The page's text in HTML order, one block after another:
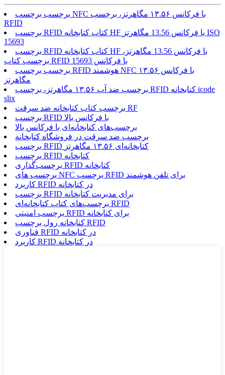
برچسب برچسب NFC با فرکانس ۱۳.۵۶ مگاهرتز، برچسب
RFID
برچسب RFID کتاب کتابخانه HF با فرکانس 13.56 مگاهرتز ISO
15693
برچسب RFID کتاب کتابخانه HF با فرکانس 13.56 مگاهرتز،
برچسب کتاب RFID با فرکانس 15693
برچسب برچسب RFID هوشمند NFC با فرکانس ۱۳.۵۶
مگاهرتز
برچسب ضد آب ۱۳.۵۶ مگاهرتز، برچسب RFID کتابخانه icode
slix
برچسب کتاب کتابخانه ضد سرقت RF
برچسب RFID با فرکانس بالا
برچسب‌های کتابخانه‌ای با فرکانس بالا
برچسب ضد سرقت در فروشگاه کتابخانه
برچسب RFID کتابخانه‌ای ۱۳.۵۶ مگاهرتز
برچسب RFID کتابخانه
برچسب‌گذاری RFID کتابخانه
برچسب های NFC برچسب RFID برای تلفن هوشمند
کاربرد RFID در کتابخانه
برچسب RFID برای مدیریت کتابخانه
برچسب‌های کتاب کتابخانه‌ای RFID
برچسب امنیتی RFID برای کتابخانه
کتابخانه رول برچسب RFID
فناوری RFID در کتابخانه
کاربرد RFID در کتابخانه